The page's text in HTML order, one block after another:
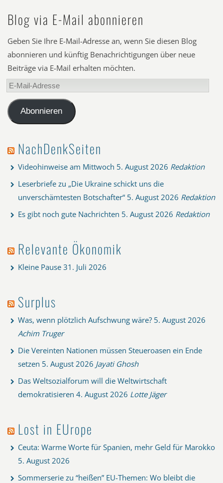
Blog via E-Mail abonnieren
Geben Sie Ihre E-Mail-Adresse an, wenn Sie diesen Blog
abonnieren und künftig Benachrichtigungen über neue
Beiträge via E-Mail erhalten möchten.
E-
Mail-
AdresseAbonnieren
NachDenkSeiten
Videohinweise am Mittwoch 5. August 2026 Redaktion
Leserbriefe zu „Die Ukraine schickt uns die
unverschämtesten Botschafter“ 5. August 2026 Redaktion
Es gibt noch gute Nachrichten 5. August 2026 Redaktion
Relevante Ökonomik
Kleine Pause 31. Juli 2026
Surplus
Was, wenn plötzlich Aufschwung wäre? 5. August 2026
Achim Truger
Die Vereinten Nationen müssen Steueroasen ein Ende
setzen 5. August 2026 Jayati Ghosh
Das Weltsozialforum will die Weltwirtschaft
demokratisieren 4. August 2026 Lotte Jäger
Lost in EUrope
Ceuta: Warme Worte für Spanien, mehr Geld für Marokko
5. August 2026
Sommerserie zu “heißen” EU-Themen: Wo bleibt die